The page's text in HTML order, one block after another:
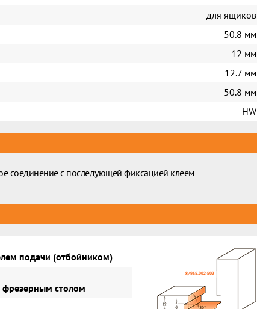
для ящиков
50.8 мм
12 мм
12.7 мм
50.8 мм
HW
соединение с последующей фиксацией клеем
подачи (отбойником)
фрезерным столом